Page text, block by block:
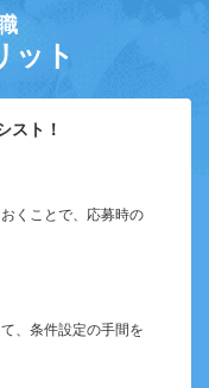
ット
スト！
くことで、応募時の
、条件設定の手間を